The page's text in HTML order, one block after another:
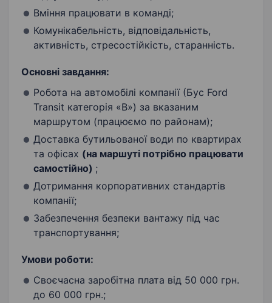
Вміння працювати в команді;
Комунікабельність, відповідальність,
активність, стресостійкість, старанність.
Основні завдання:
Робота на автомобілі компанії (Бус Ford
Transit категорія «В») за вказаним
маршрутом (працюємо по районам);
Доставка бутильованої води по квартирах
та офісах (на маршуті потрібно працювати
самостійно) ;
Дотримання корпоративних стандартів
компанії;
Забезпечення безпеки вантажу під час
транспортування;
Умови роботи:
Своєчасна заробітна плата від 50 000 грн.
до 60 000 грн.;